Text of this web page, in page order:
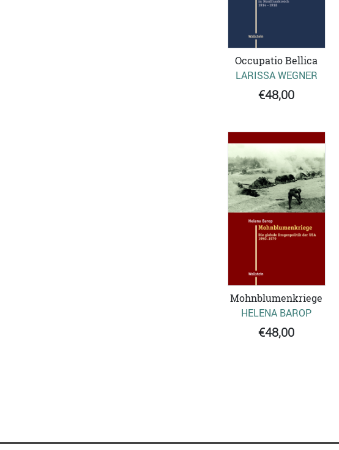
Occupatio Bellica
LARISSA WEGNER
€48,00
Mohnblumenkriege
HELENA BAROP
€48,00